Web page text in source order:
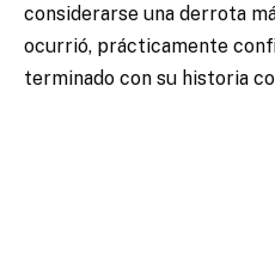
considerarse una derrota
ocurrió, prácticamente
terminado con su historia